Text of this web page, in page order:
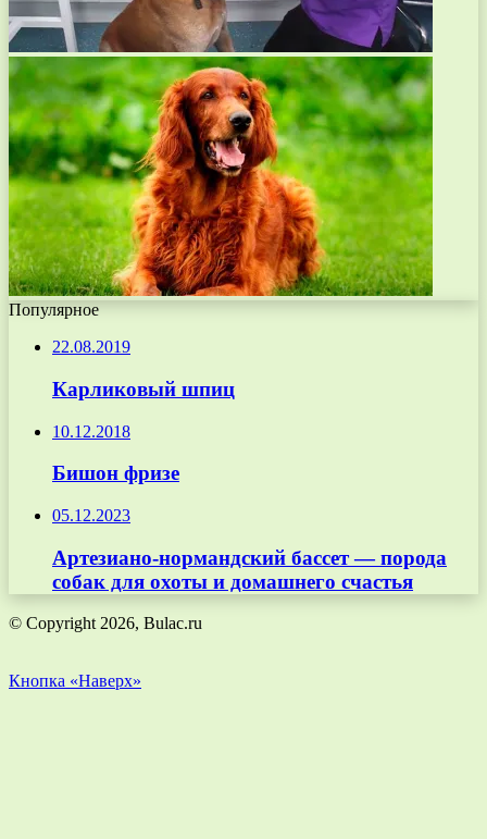
Популярное
22.08.2019
Карликовый шпиц
10.12.2018
Бишон фризе
05.12.2023
Артезиано-нормандский бассет — порода
собак для охоты и домашнего счастья
© Copyright 2026, Bulac.ru
Кнопка «Наверх»